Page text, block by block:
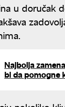
u doručak
Najbolja
bi da pomogne